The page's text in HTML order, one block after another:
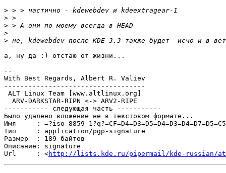
>
>
>
>
>
а, ну да :) отстаю от жизни...
--
With Best Regards, Albert R. Valiev
-----------------------------------
ALT Linux Team [www.altlinux.org]
  ARV-DARKSTAR-RIPN <-> ARV2-RIPE
----------- следующая часть -----------
Было удалено вложение не в текстовом формате...
Имя     : =?iso-8859-
Тип     : application/pgp-signature
Размер  : 189 байтов
Описание: signature
Url     : <http://lists.kde.ru/pipermail/kde-russian/